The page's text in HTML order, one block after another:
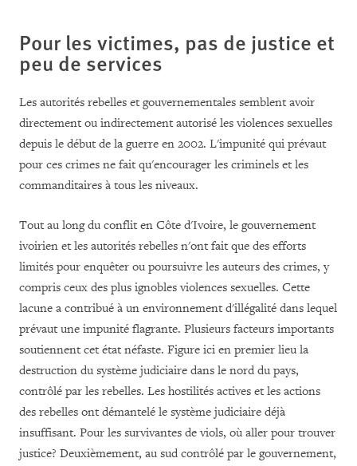
Pour les victimes, pas de justice et
peu de services
Les autorités rebelles et gouvernementales semblent avoir
directement ou indirectement autorisé les violences sexuelles
depuis le début de la guerre en 2002. L'impunité qui prévaut
pour ces crimes ne fait qu'encourager les criminels et les
commanditaires à tous les niveaux.
Tout au long du conflit en Côte d'Ivoire, le gouvernement
ivoirien et les autorités rebelles n'ont fait que des efforts
limités pour enquêter ou poursuivre les auteurs des crimes, y
compris ceux des plus ignobles violences sexuelles. Cette
lacune a contribué à un environnement d'illégalité dans lequel
prévaut une impunité flagrante. Plusieurs facteurs importants
soutiennent cet état néfaste. Figure ici en premier lieu la
destruction du système judiciaire dans le nord du pays,
contrôlé par les rebelles. Les hostilités actives et les actions
des rebelles ont démantelé le système judiciaire déjà
insuffisant. Pour les survivantes de viols, où aller pour trouver
justice? Deuxièmement, au sud contrôlé par le gouvernement,